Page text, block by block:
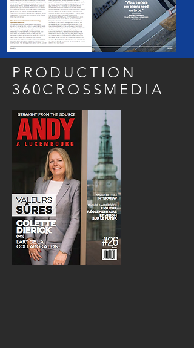
PRODUCTION
360CROSSMEDIA